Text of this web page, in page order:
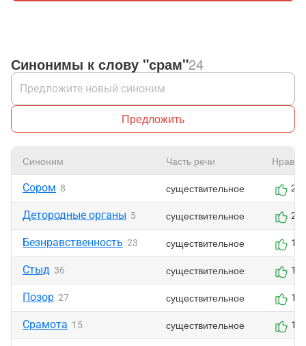
Синонимы к слову "срам"24
Предложить
Синоним Часть речи
Сором 8 существительное 2
Детородные органы 5 существительное 2
Безнравственность 23 существительное 1
Стыд 36 существительное 1
Позор 27 существительное 1
Срамота 15 существительное 1